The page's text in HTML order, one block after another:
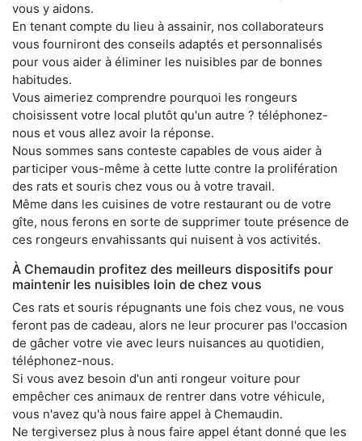
vous y aidons.
En tenant compte du lieu à assainir, nos collaborateurs
vous fourniront des conseils adaptés et personnalisés
pour vous aider à éliminer les nuisibles par de bonnes
habitudes.
Vous aimeriez comprendre pourquoi les rongeurs
choisissent votre local plutôt qu'un autre ? téléphonez-
nous et vous allez avoir la réponse.
Nous sommes sans conteste capables de vous aider à
participer vous-même à cette lutte contre la prolifération
des rats et souris chez vous ou à votre travail.
Même dans les cuisines de votre restaurant ou de votre
gîte, nous ferons en sorte de supprimer toute présence de
ces rongeurs envahissants qui nuisent à vos activités.
À Chemaudin profitez des meilleurs dispositifs pour
maintenir les nuisibles loin de chez vous
Ces rats et souris répugnants une fois chez vous, ne vous
feront pas de cadeau, alors ne leur procurer pas l'occasion
de gâcher votre vie avec leurs nuisances au quotidien,
téléphonez-nous.
Si vous avez besoin d'un anti rongeur voiture pour
empêcher ces animaux de rentrer dans votre véhicule,
vous n'avez qu'à nous faire appel à Chemaudin.
Ne tergiversez plus à nous faire appel étant donné que les